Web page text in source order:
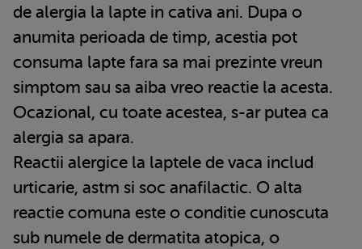
de alergia la lapte in cativa ani. Dupa o
anumita perioada de timp, acestia pot
consuma lapte fara sa mai prezinte vreun
simptom sau sa aiba vreo reactie la acesta.
Ocazional, cu toate acestea, s-ar putea ca
alergia sa apara.
Reactii alergice la laptele de vaca includ
urticarie, astm si soc anafilactic. O alta
reactie comuna este o conditie cunoscuta
sub numele de dermatita atopica, o